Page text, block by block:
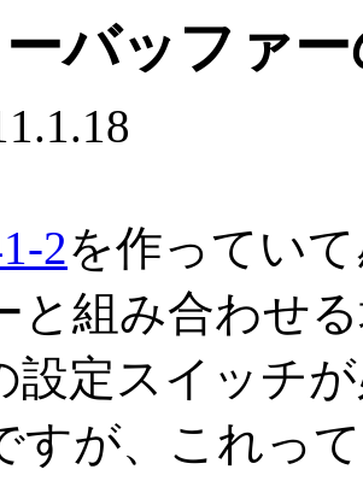
バッファ
2を作ってい
と組み合わせ
設定スイッチ
すが、これっ